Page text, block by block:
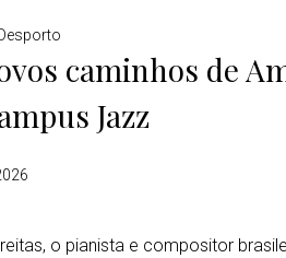
caminhos de
Jazz
o pianista e compositor